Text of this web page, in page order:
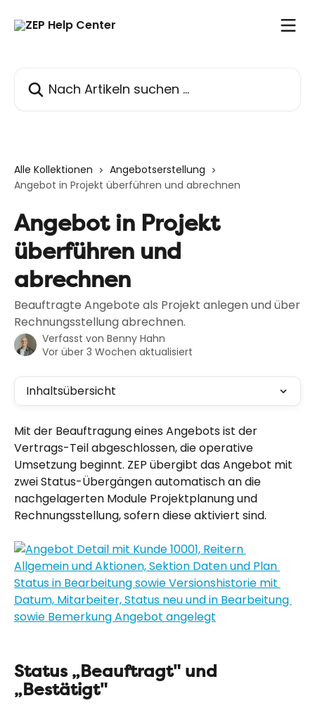
Alle Kollektionen
Angebotserstellung
Angebot in Projekt überführen und abrechnen
Angebot in Projekt
überführen und
abrechnen
Beauftragte Angebote als Projekt anlegen und über
Rechnungsstellung abrechnen.
Verfasst von Benny Hahn
Vor über 3 Wochen aktualisiert
Inhaltsübersicht
Mit der Beauftragung eines Angebots ist der
Vertrags-Teil abgeschlossen, die operative
Umsetzung beginnt. ZEP übergibt das Angebot mit
zwei Status-Übergängen automatisch an die
nachgelagerten Module Projektplanung und
Rechnungsstellung, sofern diese aktiviert sind.
Status „Beauftragt" und
„Bestätigt"